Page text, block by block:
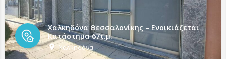
Χαλκηδόνα Θεσσαλονίκης – Ενοικιάζεται
Κατάστημα 67τ.μ.
Χαλκηδόνα